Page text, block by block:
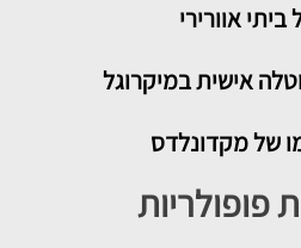
אוורירי
אישית במיקרוגל
של מקדונלדס
פופולריות